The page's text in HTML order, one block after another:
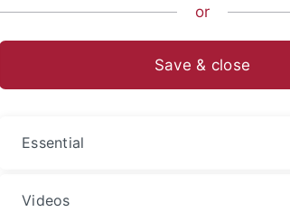
Projekte
Studierende der Ethnologie an der
or
Save & close
Essential
Videos